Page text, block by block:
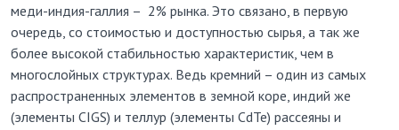
меди-индия-галлия – 2% рынка. Это связано, в первую
очередь, со стоимостью и доступностью сырья, а так же
более высокой стабильностью характеристик, чем в
многослойных структурах. Ведь кремний – один из самых
распространенных элементов в земной коре, индий же
(элементы CIGS) и теллур (элементы CdTe) рассеяны и